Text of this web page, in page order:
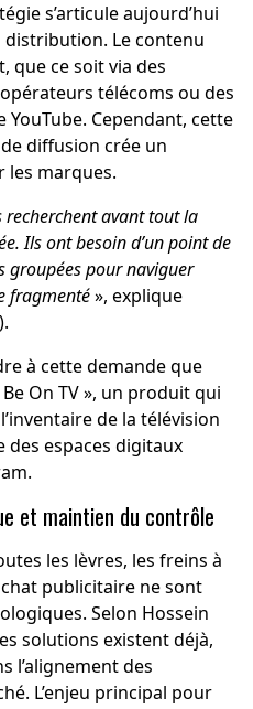
s’articule aujourd’hui
Le contenu
que ce soit via des
télécoms ou des
Cependant, cette
diffusion crée un
les marques.
recherchent avant tout la
Ils ont besoin d’un point de
groupées pour naviguer
fragmenté», explique
à cette demande que
On TV », un produit qui
de la télévision
des espaces digitaux
et maintien du contrôle
les lèvres, les freins à
publicitaire ne sont
Selon Hossein
solutions existent déjà,
l’alignement des
L’enjeu principal pour